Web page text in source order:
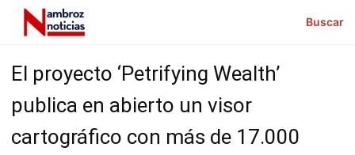
Buscar
El proyecto ‘Petrifying Wealth’
publica en abierto un visor
cartográfico con más de 17.000